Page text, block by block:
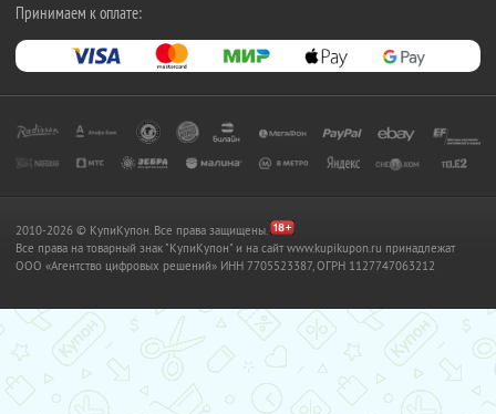
Принимаем к оплате:
2010-2026 © КупиКупон. Все права защищены.
Все права на товарный знак "КупиКупон" и на сайт www.kupikupon.ru принадлежат
OOO «Агентство цифровых решений» ИНН 7705523387, ОГРН 1127747063212